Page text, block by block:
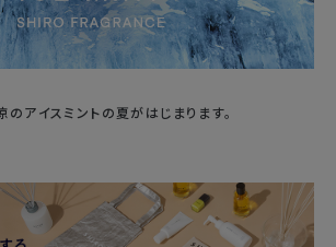
アイスミントの夏がはじまります。